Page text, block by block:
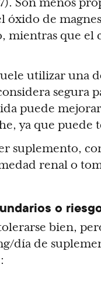
óxido de
mientras que
utilizar una
segura
puede
ya que puede
suplemento,
renal o
o
bien,
día de